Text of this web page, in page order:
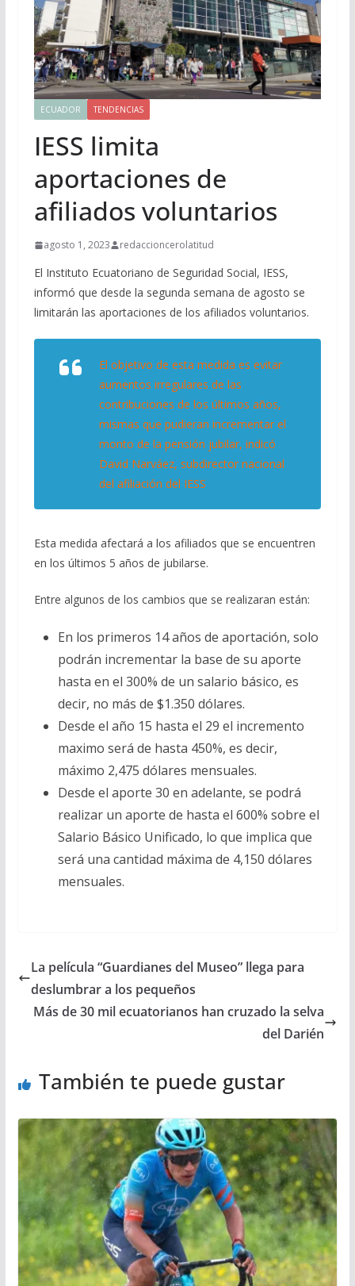
ECUADOR TENDENCIAS
IESS limita
aportaciones de
afiliados voluntarios
agosto 1, 2023 redaccioncerolatitud
El Instituto Ecuatoriano de Seguridad Social, IESS,
informó que desde la segunda semana de agosto se
limitarán las aportaciones de los afiliados voluntarios.
El objetivo de esta medida es evitar
aumentos irregulares de las
contribuciones de los últimos años,
mismas que pudieran incrementar el
monto de la pensión jubilar, indicó
David Narváez, subdirector nacional
del afiliación del IESS
Esta medida afectará a los afiliados que se encuentren
en los últimos 5 años de jubilarse.
Entre algunos de los cambios que se realizaran están:
En los primeros 14 años de aportación, solo
podrán incrementar la base de su aporte
hasta en el 300% de un salario básico, es
decir, no más de $1.350 dólares.
Desde el año 15 hasta el 29 el incremento
maximo será de hasta 450%, es decir,
máximo 2,475 dólares mensuales.
Desde el aporte 30 en adelante, se podrá
realizar un aporte de hasta el 600% sobre el
Salario Básico Unificado, lo que implica que
será una cantidad máxima de 4,150 dólares
mensuales.
La película “Guardianes del Museo” llega para
deslumbrar a los pequeños
Más de 30 mil ecuatorianos han cruzado la selva
del Darién
También te puede gustar